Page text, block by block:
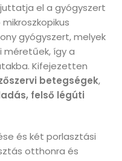
el a gyógyszert
gyógyszert, melyek
méretűek, így a
Kifejezetten
betegségek,
felső légúti
és két porlasztási
otthonra és